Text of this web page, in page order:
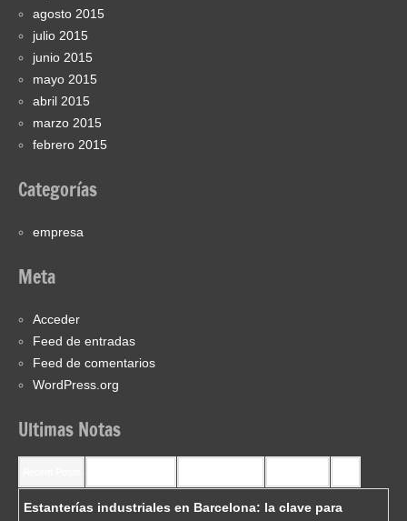
agosto 2015
julio 2015
junio 2015
mayo 2015
abril 2015
marzo 2015
febrero 2015
Categorías
empresa
Meta
Acceder
Feed de entradas
Feed de comentarios
WordPress.org
Ultimas Notas
Estanterías industriales en Barcelona: la clave para